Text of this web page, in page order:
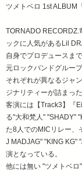
ツメトベロ 1st ALBUM
TORNADO RECORDZ.
ックに人気があるLil
自身でプロデュースま
元ロックバンドグルー
それぞれが異なるジャ
ジナリティーが詰まっ
客演には【Track3】『
る"大和梵人" "SHADY"
た8人でのMICリレー、
J MADJAG" "KING KG"
演となっている。
他には無い "ツメトベ